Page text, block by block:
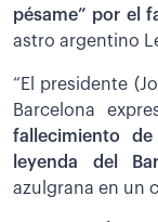
pésame” por el
astro argentino
“El presidente
Barcelona
fallecimiento
leyenda del
azulgrana en un